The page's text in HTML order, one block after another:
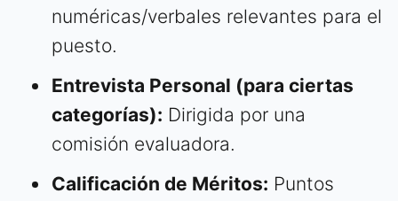
numéricas/verbales relevantes para el
puesto.
Entrevista Personal (para ciertas
categorías): Dirigida por una
comisión evaluadora.
Calificación de Méritos: Puntos